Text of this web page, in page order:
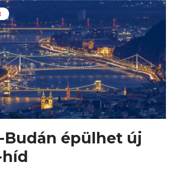
Budán épülhet új